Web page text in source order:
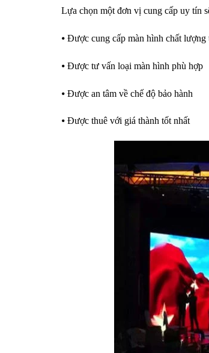
Lựa chọn một đơn vị cung cấp uy tín
⦁ Được cung cấp màn hình chất lượng
⦁ Được tư vấn loại màn hình phù hợp
⦁ Được an tâm về chế độ bảo hành
⦁ Được thuê với giá thành tốt nhất